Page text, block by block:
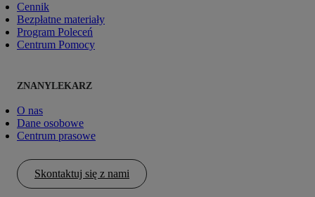
Cennik
Bezpłatne materiały
Program Poleceń
Centrum Pomocy
ZNANYLEKARZ
O nas
Dane osobowe
Centrum prasowe
Skontaktuj się z nami